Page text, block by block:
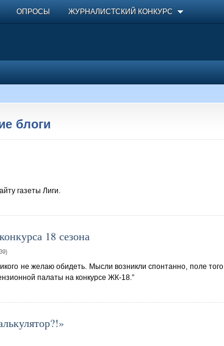
ОПРОСЫ ЖУРНАЛИСТСКИЙ КОНКУРС
блоги
газеты Лиги.
18 сезона
не желаю обидеть. Мысли возникли спонтанно, поле того
палаты на конкурсе ЖК-18.”